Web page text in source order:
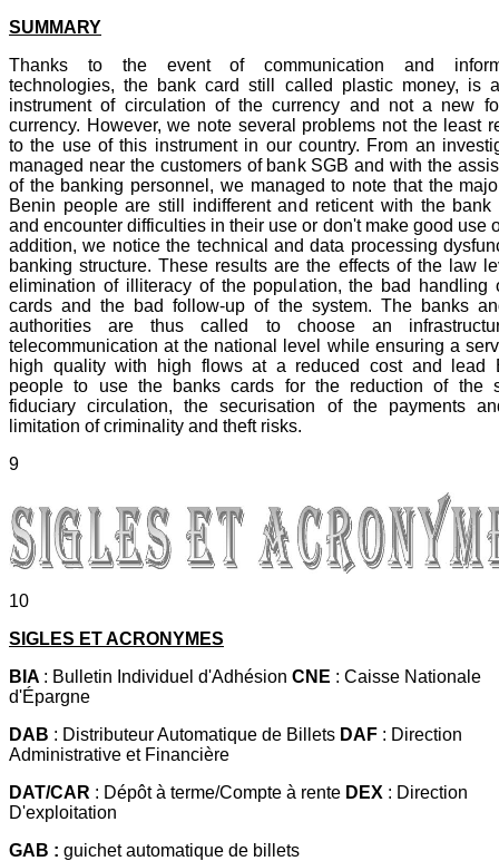
SUMMARY
Thanks to the event of communication and
technologies, the bank card still called plastic money, is
instrument of circulation of the currency and not a new
currency. However, we note several problems not the least
to the use of this instrument in our country. From an
managed near the customers of bank SGB and with the
of the banking personnel, we managed to note that the
Benin people are still indifferent and reticent with the bank
and encounter difficulties in their use or don't make good use
addition, we notice the technical and data processing
banking structure. These results are the effects of the law
elimination of illiteracy of the population, the bad handling
cards and the bad follow-up of the system. The banks
authorities are thus called to choose an
telecommunication at the national level while ensuring a
high quality with high flows at a reduced cost and lead
people to use the banks cards for the reduction of the
fiduciary circulation, the securisation of the payments
limitation of criminality and theft risks.
9
10
SIGLES ET ACRONYMES
BIA : Bulletin Individuel d'Adhésion CNE : Caisse Nationale
d'Épargne
DAB : Distributeur Automatique de Billets DAF : Direction
Administrative et Financière
DAT/CAR : Dépôt à terme/Compte à rente DEX : Direction
D'exploitation
GAB : guichet automatique de billets